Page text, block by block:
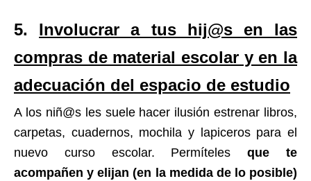
5. Involucrar a tus hij@s en las
compras de material escolar y en la
adecuación del espacio de estudio
A los niñ@s les suele hacer ilusión estrenar libros,
carpetas, cuadernos, mochila y lapiceros para el
nuevo curso escolar. Permítelesque te
acompañen y elijan (en la medida de lo posible)